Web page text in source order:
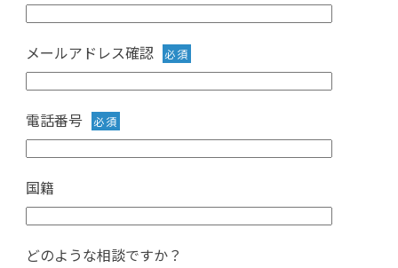
メールアドレス確認 必須
電話番号 必須
国籍
どのような相談ですか？